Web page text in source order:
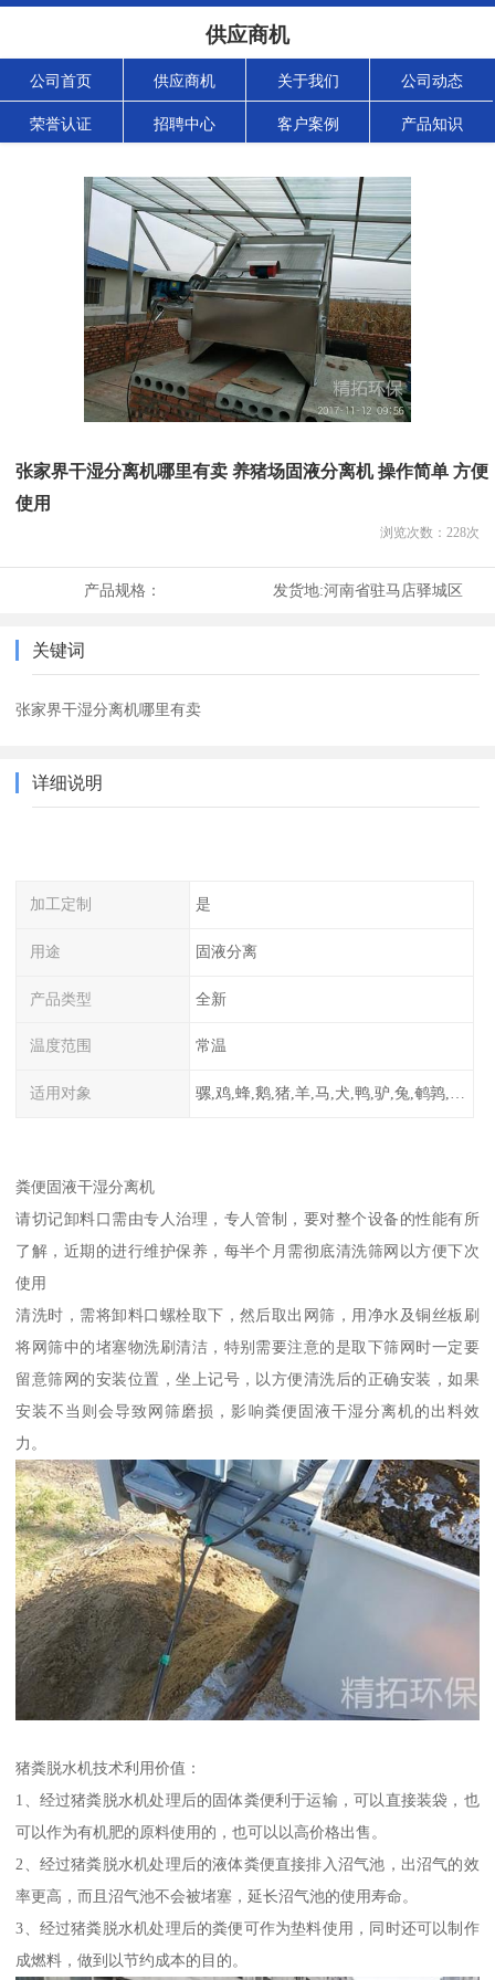
供应商机
公司首页 供应商机 关于我们 公司动态
荣誉认证 招聘中心 客户案例 产品知识
张家界干湿分离机哪里有卖 养猪场固液分离机 操作简单 方便
使用
浏览次数： 228次
产品规格： 发货地:河南省驻马店驿城区
关键词
张家界干湿分离机哪里有卖
详细说明
加工定制 是
用途 固液分离
产品类型 全新
温度范围 常温
适用对象 骡,鸡,蜂,鹅,猪,羊,马,犬,鸭,驴,兔,鹌鹑,牛,鸽
粪便固液干湿分离机
请切记卸料口需由专人治理，专人管制，要对整个设备的性能有所
了解，近期的进行维护保养，每半个月需彻底清洗筛网以方便下次
使用
清洗时，需将卸料口螺栓取下，然后取出网筛，用净水及铜丝板刷
将网筛中的堵塞物洗刷清洁，特别需要注意的是取下筛网时一定要
留意筛网的安装位置，坐上记号，以方便清洗后的正确安装，如果
安装不当则会导致网筛磨损，影响粪便固液干湿分离机的出料效
力。
猪粪脱水机技术利用价值：
1、经过猪粪脱水机处理后的固体粪便利于运输，可以直接装袋，也
可以作为有机肥的原料使用的，也可以以高价格出售。
2、经过猪粪脱水机处理后的液体粪便直接排入沼气池，出沼气的效
率更高，而且沼气池不会被堵塞，延长沼气池的使用寿命。
3、经过猪粪脱水机处理后的粪便可作为垫料使用，同时还可以制作
成燃料，做到以节约成本的目的。